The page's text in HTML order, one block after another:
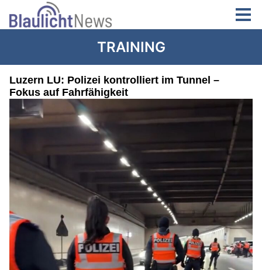
TRAINING
Luzern LU: Polizei kontrolliert im Tunnel –
Fokus auf Fahrfähigkeit